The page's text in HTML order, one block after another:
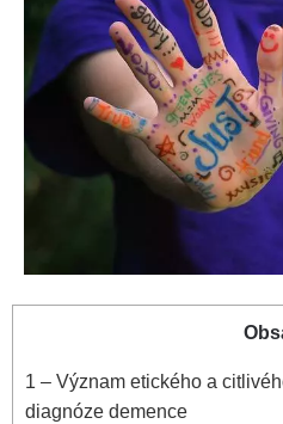
1 – Význam etického a
diagnóze demence